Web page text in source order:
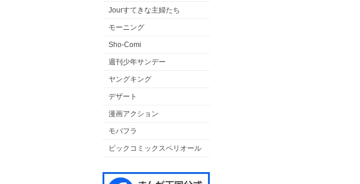
Jourすてきな主婦たち
モーニング
Sho-Comi
週刊少年サンデー
ヤングキング
デザート
漫画アクション
モバフラ
ビックコミックスペリオール